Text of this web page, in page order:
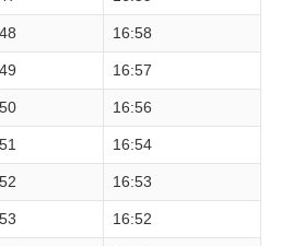
16:58
16:57
16:56
16:54
16:53
16:52